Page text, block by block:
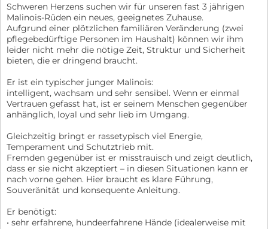
Schweren Herzens suchen wir für unseren fast 3 jährigen
Malinois-Rüden ein neues, geeignetes Zuhause.
Aufgrund einer plötzlichen familiären Veränderung (zwei
pflegebedürftige Personen im Haushalt) können wir ihm
leider nicht mehr die nötige Zeit, Struktur und Sicherheit
bieten, die er dringend braucht.
Er ist ein typischer junger Malinois:
intelligent, wachsam und sehr sensibel. Wenn er einmal
Vertrauen gefasst hat, ist er seinem Menschen gegenüber
anhänglich, loyal und sehr lieb im Umgang.
Gleichzeitig bringt er rassetypisch viel Energie,
Temperament und Schutztrieb mit.
Fremden gegenüber ist er misstrauisch und zeigt deutlich,
dass er sie nicht akzeptiert – in diesen Situationen kann er
nach vorne gehen. Hier braucht es klare Führung,
Souveränität und konsequente Anleitung.
Er benötigt:
• sehr erfahrene, hundeerfahrene Hände (idealerweise mit